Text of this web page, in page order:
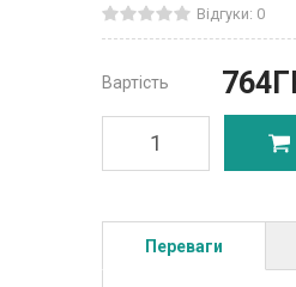
Відгуки: 0
Вартість 764
Переваги